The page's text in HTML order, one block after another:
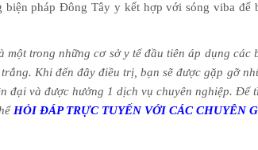
biện pháp Đông Tây y kết hợp với sóng viba để
một trong những cơ sở y tế đầu tiên áp dụng các
Khi đến đây điều trị, bạn sẽ được gặp gỡ
đại và được hưởng 1 dịch vụ chuyên nghiệp. Để
HỎI ĐÁP TRỰC TUYẾN VỚI CÁC CHUYÊN